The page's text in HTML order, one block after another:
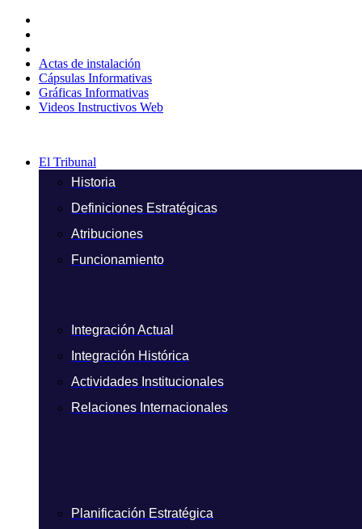
contenido
Actas de instalación
Cápsulas Informativas
Gráficas Informativas
Videos Instructivos Web
El Tribunal
Historia
Definiciones Estratégicas
Atribuciones
Funcionamiento
Integración Actual
Integración Histórica
Actividades Institucionales
Relaciones Internacionales
Planificación Estratégica